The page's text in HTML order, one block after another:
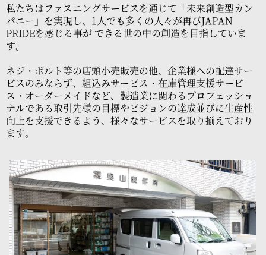
私たちはファスニングサービスを通じて「未来創造型カン
パニー」を実現し、1人でも多くの人々が再びJAPAN
PRIDEを感じる事が できる世の中の創造を目指していま
す。
ネジ・ボルト等の店頭小売販売の他、企業様への配達サー
ビスのみならず、組込みサービス・在庫管理支援サービ
ス・オーダーメイドなど、製造業に関わるプロフェッショ
ナルである取引先様の目標やビジョンの達成並びに生産性
向上を支援できるよう、様々なサービスを取り揃えており
ます。